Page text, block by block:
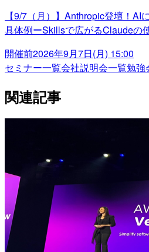
【9/7（月）】Anthropic登壇！AI
具体例ーSkillsで広がるClaudeの
開催前2026年9月7日(月) 15:00
セミナー一覧会社説明会一覧勉強
関連記事